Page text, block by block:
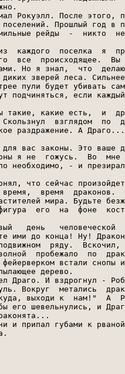
Рокуэлл. После этого,
поселений. Прошлый год в
рейды  -  никто
каждого  поселка  я
все  происходящее.
Но я знал,  что
зверей леса.
пули будет убивать
подчиняться, если
такие, какие есть,  и
взглядом  по
раздражение. А
вас законы. Это ваше
я не  гожусь.  Во  мне
необходимо, - и
что сейчас
время  драконов.
мира. Будьте
его  на  фоне
день   человеческой
ими до конца! Ну!
ряду.  Вскочил,
пробежало  по
встали снопы
дерево.
Драго. И вздрогнул -
Вокруг  метались
выходи к  нам!"  А
его шевельнулись, и
и припал губами к